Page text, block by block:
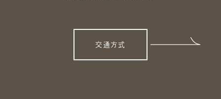
交通方式